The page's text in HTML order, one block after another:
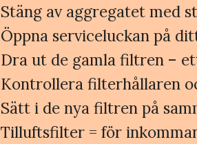
Stäng av aggregatet med
Öppna serviceluckan på
Dra ut de gamla filtren –
Kontrollera filterhållaren
Sätt i de nya filtren på
Tilluftsfilter = för